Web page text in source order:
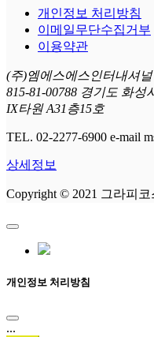
개인정보 처리방침
이메일무단수집거부
이용약관
(주)엠에스에스인터내셔
815-81-00788 경기도 화
IX타원 A31층15호
TEL. 02-2277-6900 e-mail
상세정보
Copyright © 2021 그라피코
개인정보 처리방침
...